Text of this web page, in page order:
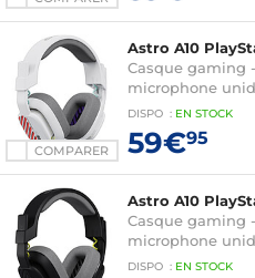
COMPARER
Astro A10
Casque gaming
microphone
mm - compatible
DISPO : EN STOCK
59€95
Astro A10
Casque gaming
microphone
mm - compatible
DISPO : EN STOCK